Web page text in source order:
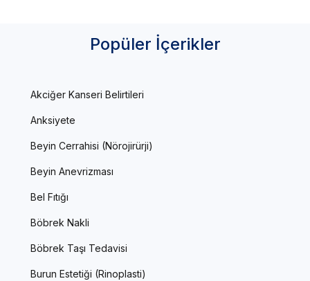
Popüler İçerikler
Akciğer Kanseri Belirtileri
Anksiyete
Beyin Cerrahisi (Nörojirürji)
Beyin Anevrizması
Bel Fıtığı
Böbrek Nakli
Böbrek Taşı Tedavisi
Burun Estetiği (Rinoplasti)